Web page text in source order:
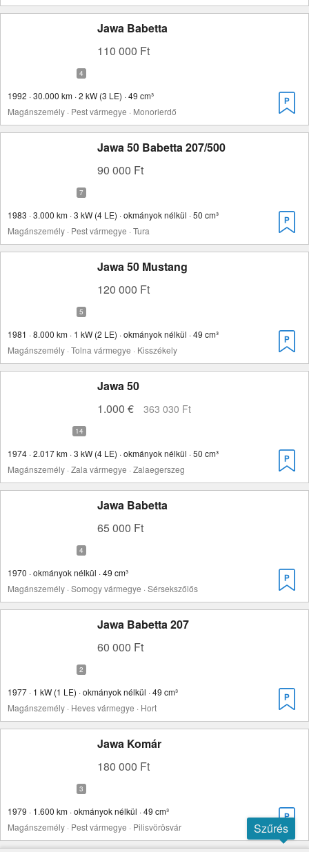
Jawa Babetta
110 000 Ft
1992 · 30.000 km · 2 kW (3 LE) · 49 cm³
Magánszemély · Pest vármegye · Monorierdő
Jawa 50 Babetta 207/500
90 000 Ft
1983 · 3.000 km · 3 kW (4 LE) · okmányok nélkül · 50 cm³
Magánszemély · Pest vármegye · Tura
Jawa 50 Mustang
120 000 Ft
1981 · 8.000 km · 1 kW (2 LE) · okmányok nélkül · 49 cm³
Magánszemély · Tolna vármegye · Kisszékely
Jawa 50
1.000 €
363 030 Ft
1974 · 2.017 km · 3 kW (4 LE) · okmányok nélkül · 50 cm³
Magánszemély · Zala vármegye · Zalaegerszeg
Jawa Babetta
65 000 Ft
1970 · okmányok nélkül · 49 cm³
Magánszemély · Somogy vármegye · Sérsekszőlős
Jawa Babetta 207
60 000 Ft
1977 · 1 kW (1 LE) · okmányok nélkül · 49 cm³
Magánszemély · Heves vármegye · Hort
Jawa Komár
180 000 Ft
1979 · 1.600 km · okmányok nélkül · 49 cm³
Magánszemély · Pest vármegye · Pilisvörösvár
Szűrés